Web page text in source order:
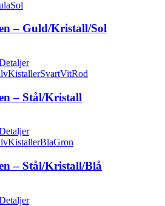
– Guld/Kristall/Sol
– Stål/Kristall
– Stål/Kristall/Blå